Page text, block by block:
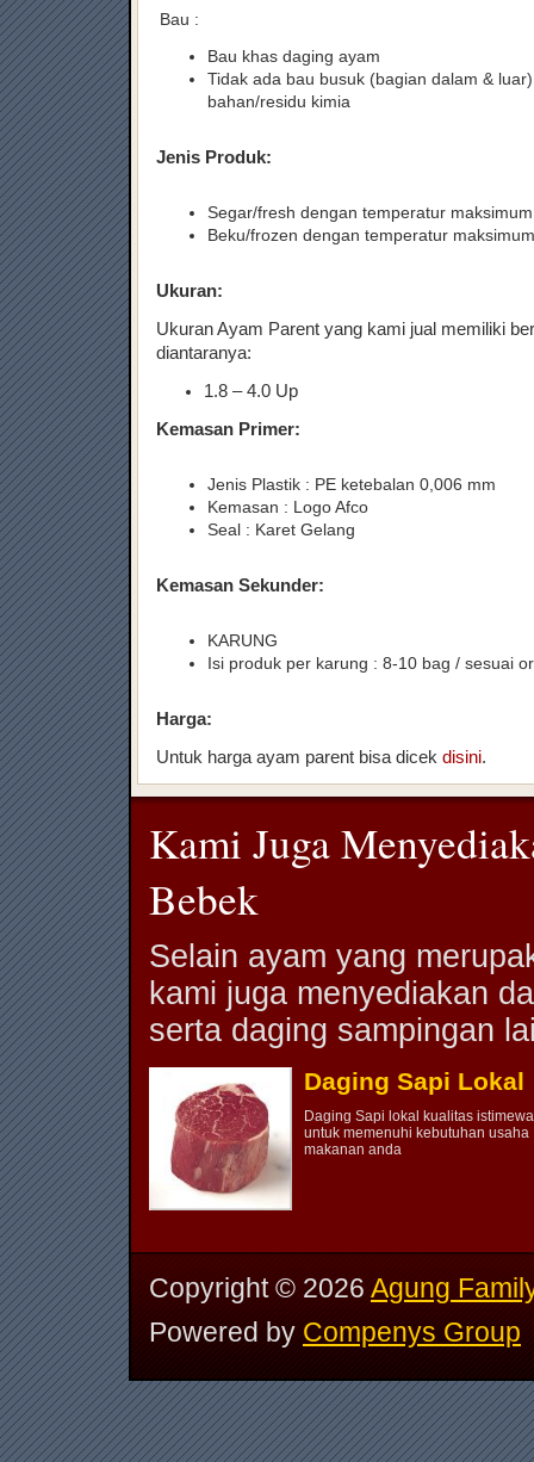
Bau :
Bau khas daging ayam
Tidak ada bau busuk (bagian dalam &
bahan/residu kimia
Jenis Produk:
Segar/fresh dengan temperatur maksimum
Beku/frozen dengan temperatur
Ukuran:
Ukuran Ayam Parent yang kami jual memiliki
diantaranya:
1.8 – 4.0 Up
Kemasan Primer:
Jenis Plastik : PE ketebalan 0,006 mm
Kemasan : Logo Afco
Seal : Karet Gelang
Kemasan Sekunder:
KARUNG
Isi produk per karung : 8-10 bag / sesuai
Harga:
Untuk harga ayam parent bisa dicek disini.
Kami Juga
Bebek
Selain ayam yang
kami juga menyediakan
serta daging sampingan
Daging Sapi Lokal
Daging Sapi lokal kualitas istimewa
untuk memenuhi kebutuhan usaha
makanan anda
Copyright © 2026 Agung
Powered byCompenys Group